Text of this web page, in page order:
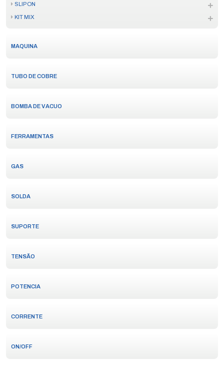
SLIP ON
KIT MIX
MAQUINA
TUBO DE COBRE
BOMBA DE VACUO
FERRAMENTAS
GAS
SOLDA
SUPORTE
TENSÃO
POTENCIA
CORRENTE
ON/OFF